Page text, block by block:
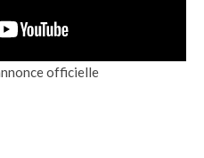
officielle